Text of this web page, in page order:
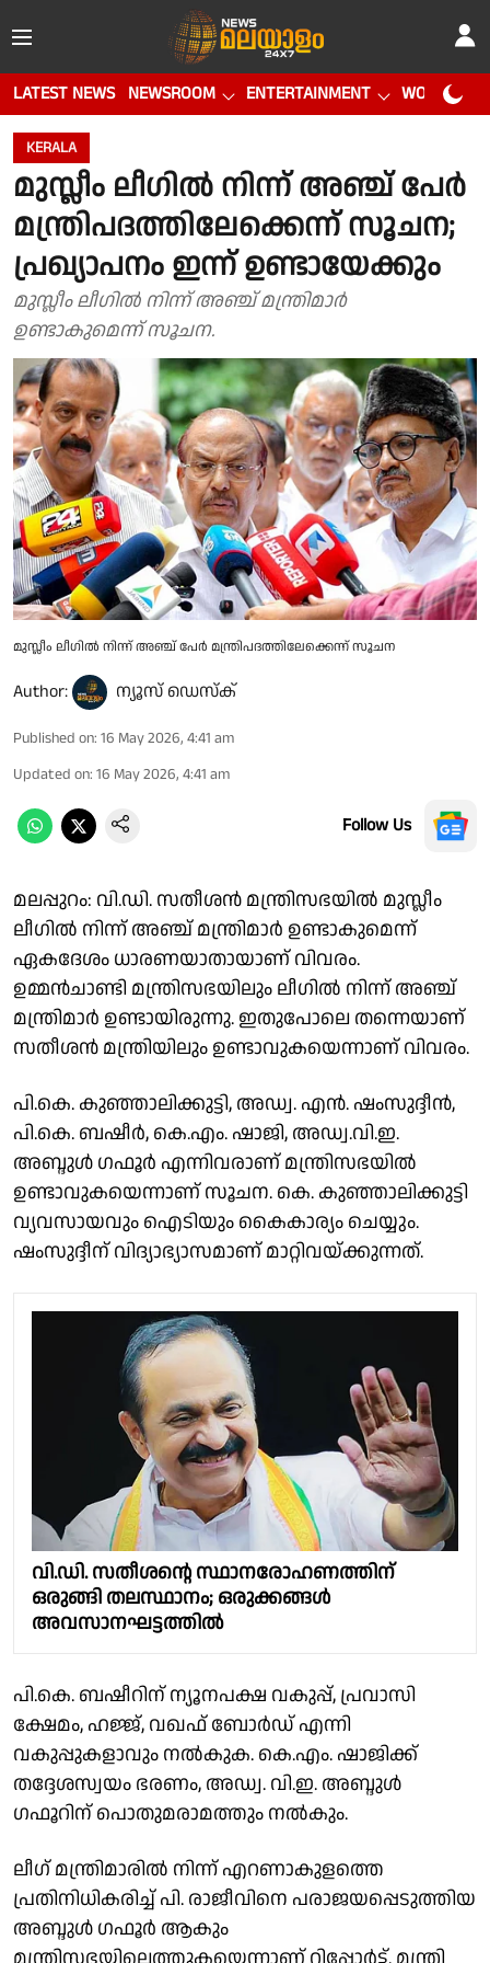
LATEST NEWS NEWSROOM ENTERTAINMENT WORLD CUP
KERALA
മുസ്ലീം ലീഗിൽ നിന്ന് അഞ്ച് പേർ
മന്ത്രിപദത്തിലേക്കെന്ന് സൂചന;
പ്രഖ്യാപനം ഇന്ന് ഉണ്ടായേക്കും
മുസ്ലീം ലീഗിൽ നിന്ന് അഞ്ച് മന്ത്രിമാർ
ഉണ്ടാകുമെന്ന് സൂചന.
മുസ്ലീം ലീഗിൽ നിന്ന് അഞ്ച് പേർ മന്ത്രിപദത്തിലേക്കെന്ന് സൂചന
Author: ന്യൂസ് ഡെസ്ക്
Published on: 16 May 2026, 4:41 am
Updated on: 16 May 2026, 4:41 am
Follow Us
മലപ്പുറം: വി.ഡി. സതീശൻ മന്ത്രിസഭയിൽ മുസ്ലീം
ലീഗിൽ നിന്ന് അഞ്ച് മന്ത്രിമാർ ഉണ്ടാകുമെന്ന്
ഏകദേശം ധാരണയാതായാണ് വിവരം.
ഉമ്മൻചാണ്ടി മന്ത്രിസഭയിലും ലീഗിൽ നിന്ന് അഞ്ച്
മന്ത്രിമാർ ഉണ്ടായിരുന്നു. ഇതുപോലെ തന്നെയാണ്
സതീശൻ മന്ത്രിയിലും ഉണ്ടാവുകയെന്നാണ് വിവരം.
പി.കെ. കുഞ്ഞാലിക്കുട്ടി, അഡ്വ. എൻ. ഷംസുദ്ദീൻ,
പി.കെ. ബഷീർ, കെ.എം. ഷാജി, അഡ്വ.വി.ഇ.
അബ്ദുൾ ഗഫൂർ എന്നിവരാണ് മന്ത്രിസഭയിൽ
ഉണ്ടാവുകയെന്നാണ് സൂചന. കെ. കുഞ്ഞാലിക്കുട്ടി
വ്യവസായവും ഐടിയും കൈകാര്യം ചെയ്യും.
ഷംസുദ്ദീന് വിദ്യാഭ്യാസമാണ് മാറ്റിവയ്ക്കുന്നത്.
വി.ഡി. സതീശൻ്റെ സ്ഥാനരോഹണത്തിന്
ഒരുങ്ങി തലസ്ഥാനം; ഒരുക്കങ്ങൾ
അവസാനഘട്ടത്തിൽ
പി.കെ. ബഷീറിന് ന്യൂനപക്ഷ വകുപ്പ്, പ്രവാസി
ക്ഷേമം, ഹജ്ജ്, വഖഫ് ബോർഡ് എന്നി
വകുപ്പുകളാവും നൽകുക. കെ.എം. ഷാജിക്ക്
തദ്ദേശസ്വയം ഭരണം, അഡ്വ. വി.ഇ. അബ്ദുൾ
ഗഫൂറിന് പൊതുമരാമത്തും നൽകും.
ലീഗ് മന്ത്രിമാരിൽ നിന്ന് എറണാകുളത്തെ
പ്രതിനിധികരിച്ച് പി. രാജീവിനെ പരാജയപ്പെടുത്തിയ
അബ്ദുൾ ഗഫൂർ ആകും